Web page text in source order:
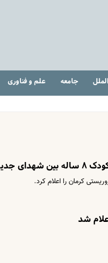
جامعه علم و فناوری
جدید
کرمان را اعلام کرد.